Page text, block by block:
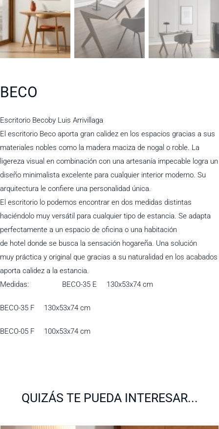
BECO
Escritorio Becoby Luis Arrivillaga
El escritorio Beco aporta gran calidez en los espacios gracias a sus
materiales nobles como la madera maciza de nogal o roble. La
ligereza visual en combinación con una artesanía impecable logra un
diseño minimalista excelente para cualquier interior moderno. Su
arquitectura le confiere una personalidad única.
El escritorio lo podemos encontrar en dos medidas distintas
haciéndolo muy versátil para cualquier tipo de estancia. Se adapta
perfectamente a un espacio de oficina o una habitación
de hotel donde se busca la sensación hogareña. Una solución
muy práctica y original que gracias a su naturalidad en los acabados
aporta calidez a la estancia.
Medidas: BECO-35 E 130x53x74 cm
BECO-35 F 130x53x74 cm
BECO-05 F 100x53x74 cm
QUIZÁS TE PUEDA INTERESAR...